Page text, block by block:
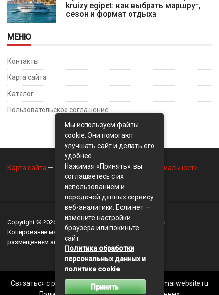
kruizy egipet: как выбрать маршрут,
сезон и формат отдыха
МЕНЮ
Контакты
Карта сайта
Каталог
Пользовательское соглашение
Карта сайта — Контакты— Политика конфиденциальности
Copyright © 2026 BusinessMix- Экономика и финансы
Копирование материалов разрешается, только с
размещением активной ссылки на сайт
Связаться с редакцией сайта: businessmix.ru@mailwebsite.ru
Мы используем файлы
cookie. Они помогают
улучшать сайт и делать его
удобнее.
Нажимая «Принять», вы
соглашаетесь с их
использованием и
передачей данных сервису
веб-аналитики. Если нет —
измените настройки
браузера или покиньте
сайт.
Политика обработки
персональных данных и
политика cookie
Принять